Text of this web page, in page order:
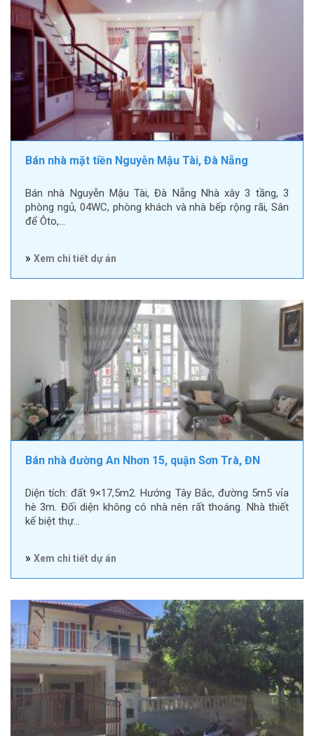
Bán nhà mặt tiền Nguyễn Mậu Tài, Đà Nẵng
Bán nhà Nguyễn Mậu Tài, Đà Nẵng Nhà xây 3 tầng, 3
phòng ngủ, 04WC, phòng khách và nhà bếp rộng rãi, Sân
để Ôto,…
» Xem chi tiết dự án
Bán nhà đường An Nhơn 15, quận Sơn Trà, ĐN
Diện tích: đất 9×17,5m2. Hướng Tây Bắc, đường 5m5 vỉa
hè 3m. Đối diện không có nhà nên rất thoáng. Nhà thiết
kế biệt thự…
» Xem chi tiết dự án